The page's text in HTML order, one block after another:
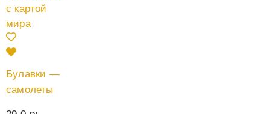
Булавки —
самолеты